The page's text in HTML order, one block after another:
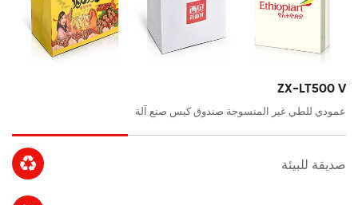
ZX-LT500 V
عمودي للطي غير المنسوجة صندوق كيس صنع آلة
 صديقة للبيئة